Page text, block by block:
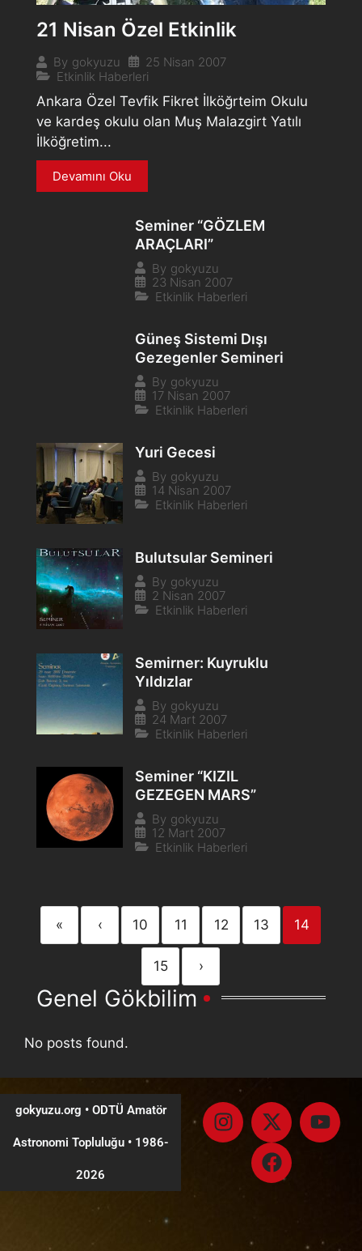
21 Nisan Özel Etkinlik
By gokyuzu
25 Nisan 2007
Etkinlik Haberleri
Ankara Özel Tevfik Fikret İlköğrteim Okulu
ve kardeş okulu olan Muş Malazgirt Yatılı
İlköğretim...
Devamını Oku
Seminer “GÖZLEM
ARAÇLARI”
By gokyuzu
23 Nisan 2007
Etkinlik Haberleri
Güneş Sistemi Dışı
Gezegenler Semineri
By gokyuzu
17 Nisan 2007
Etkinlik Haberleri
Yuri Gecesi
By gokyuzu
14 Nisan 2007
Etkinlik Haberleri
Bulutsular Semineri
By gokyuzu
2 Nisan 2007
Etkinlik Haberleri
Semirner: Kuyruklu
Yıldızlar
By gokyuzu
24 Mart 2007
Etkinlik Haberleri
Seminer “KIZIL
GEZEGEN MARS”
By gokyuzu
12 Mart 2007
Etkinlik Haberleri
« ‹ 10 11 12 13 14
15 ›
Genel Gökbilim
No posts found.
gokyuzu.org • ODTÜ Amatör
Astronomi Topluluğu •1986-
2026